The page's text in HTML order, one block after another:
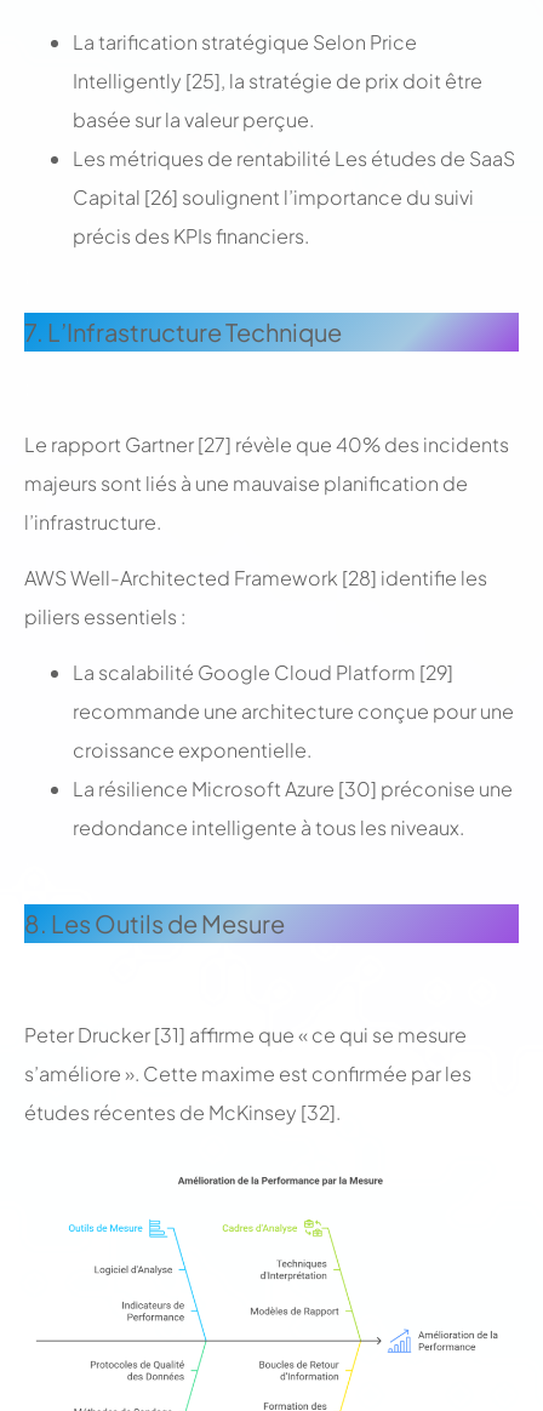
La tarification stratégique Selon Price
Intelligently [25], la stratégie de prix doit être
basée sur la valeur perçue.
Les métriques de rentabilité Les études de SaaS
Capital [26] soulignent l’importance du suivi
précis des KPIs financiers.
7. L’Infrastructure Technique
Le rapport Gartner [27] révèle que 40% des incidents
majeurs sont liés à une mauvaise planification de
l’infrastructure.
AWS Well-Architected Framework [28] identifie les
piliers essentiels :
La scalabilité Google Cloud Platform [29]
recommande une architecture conçue pour une
croissance exponentielle.
La résilience Microsoft Azure [30] préconise une
redondance intelligente à tous les niveaux.
8. Les Outils de Mesure
Peter Drucker [31] affirme que « ce qui se mesure
s’améliore ». Cette maxime est confirmée par les
études récentes de McKinsey [32].